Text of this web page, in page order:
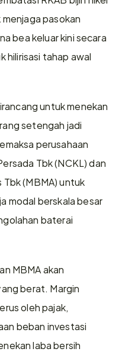
pasokan
bea keluar kini secara
hilirisasi tahap awal
untuk menekan
setengah jadi
perusahaan
Tbk (NCKL) dan
(MBMA) untuk
modal berskala besar
baterai
MBMA akan
berat. Margin
oleh pajak,
beban investasi
laba bersih